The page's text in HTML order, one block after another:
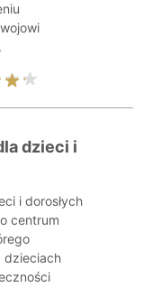
dzieci i
i dorosłych
centrum
dzieciach